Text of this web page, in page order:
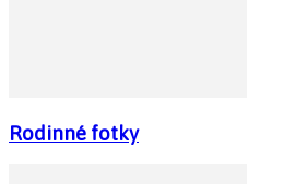
Rodinné fotky